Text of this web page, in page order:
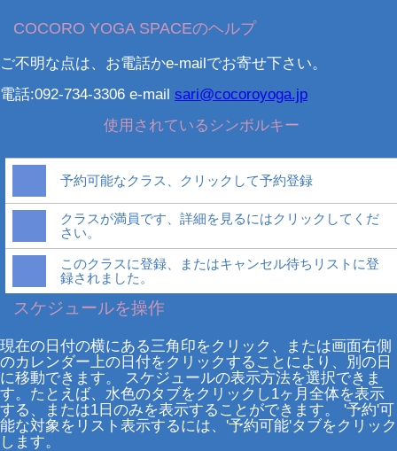
COCORO YOGA SPACEのヘルプ
ご不明な点は、お電話かe-mailでお寄せ下さい。
電話:092‐734‐3306 e-mail sari@cocoroyoga.jp
使用されているシンボルキー
予約可能なクラス、クリックして予約登録
クラスが満員です、詳細を見るにはクリックしてくだ
さい。
このクラスに登録、またはキャンセル待ちリストに登
録されました。
スケジュールを操作
現在の日付の横にある三角印をクリック、または画面右側
のカレンダー上の日付をクリックすることにより、別の日
に移動できます。 スケジュールの表示方法を選択できま
す。たとえば、水色のタブをクリックし1ヶ月全体を表示
する、または1日のみを表示することができます。 '予約'可
能な対象をリスト表示するには、'予約可能'タブをクリック
します。